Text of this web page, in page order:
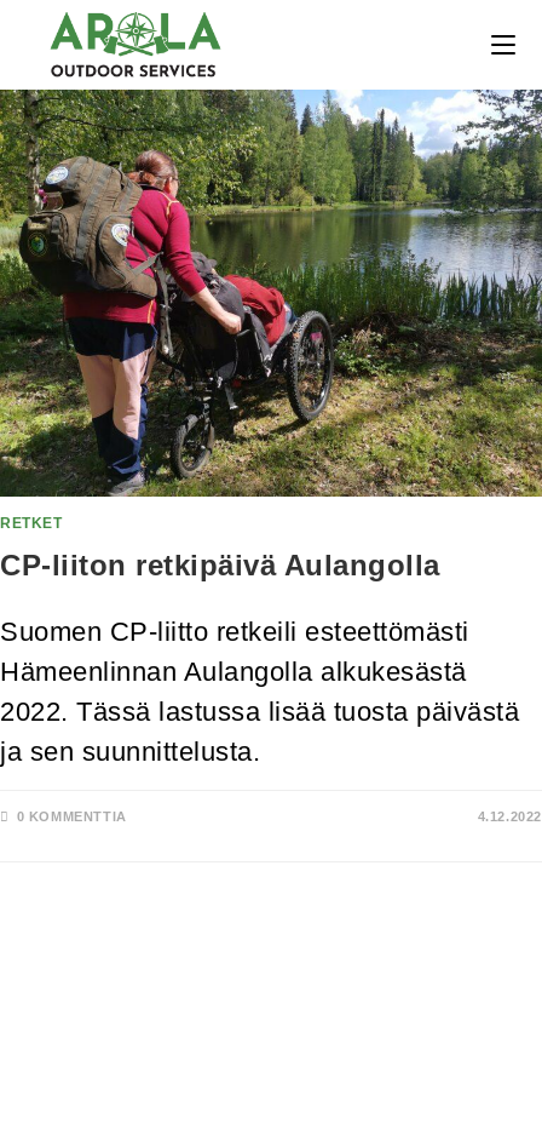
RETKET
CP-liiton retkipäivä Aulangolla
Suomen CP-liitto retkeili esteettömästi
Hämeenlinnan Aulangolla alkukesästä
2022. Tässä lastussa lisää tuosta päivästä
ja sen suunnittelusta.
0 KOMMENTTIA 4.12.2022